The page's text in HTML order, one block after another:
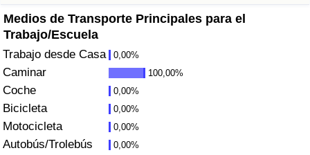
Medios de Transporte Principales para el
Trabajo/Escuela
Trabajo desde Casa 0,00%
Caminar 100,00%
Coche 0,00%
Bicicleta 0,00%
Motocicleta 0,00%
Autobús/Trolebús 0,00%
Índice de criminalidad por país
Sanidad
Índice de Sanidad (Actual)
Índice de Sanidad